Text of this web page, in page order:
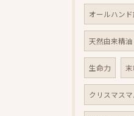
オールハン
天然由来精油
生命力
クリスマスマ